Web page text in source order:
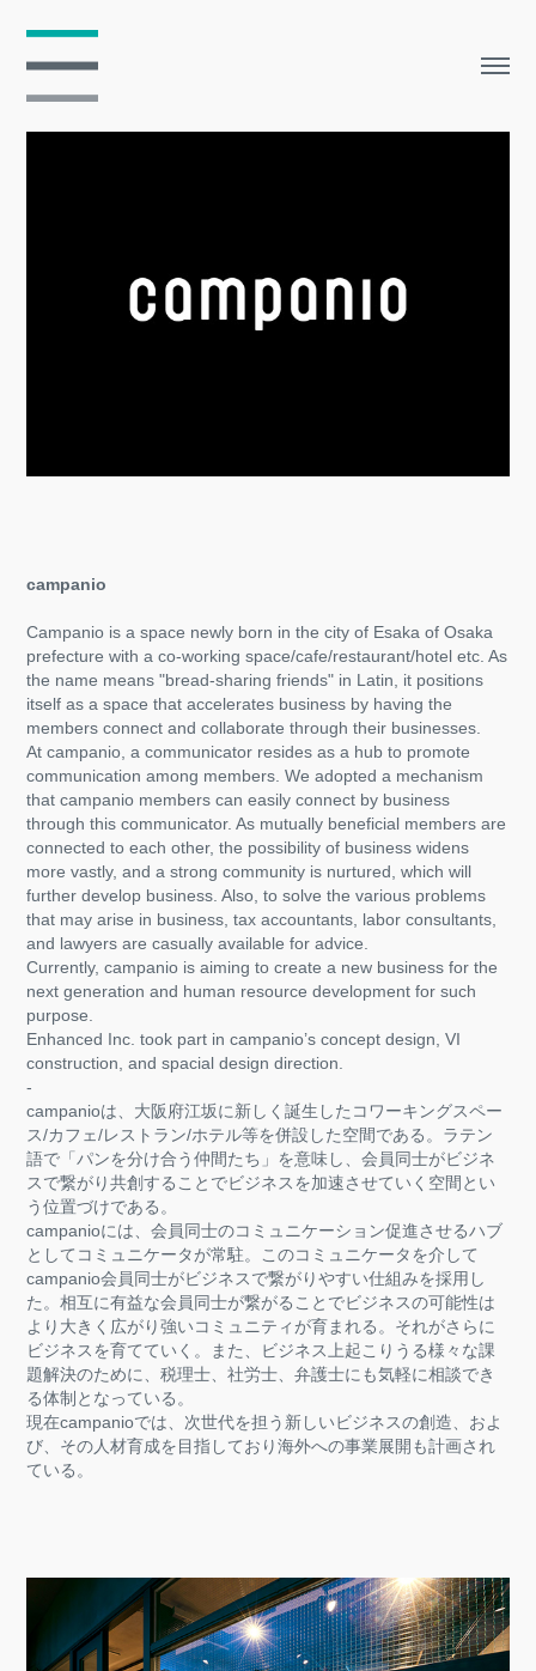
campanio
Campanio is a space newly born in the city of Esaka of Osaka
prefecture with a co-working space/cafe/restaurant/hotel etc. As
the name means "bread-sharing friends" in Latin, it positions
itself as a space that accelerates business by having the
members connect and collaborate through their businesses.
At campanio, a communicator resides as a hub to promote
communication among members. We adopted a mechanism
that campanio members can easily connect by business
through this communicator. As mutually beneficial members are
connected to each other, the possibility of business widens
more vastly, and a strong community is nurtured, which will
further develop business. Also, to solve the various problems
that may arise in business, tax accountants, labor consultants,
and lawyers are casually available for advice.
Currently, campanio is aiming to create a new business for the
next generation and human resource development for such
purpose.
Enhanced Inc. took part in campanio’s concept design, VI
construction, and spacial design direction.
-
campanioは、大阪府江坂に新しく誕生したコワーキングスペー
ス/カフェ/レストラン/ホテル等を併設した空間である。ラテン
語で「パンを分け合う仲間たち」を意味し、会員同士がビジネ
スで繋がり共創することでビジネスを加速させていく空間とい
う位置づけである。
campanioには、会員同士のコミュニケーション促進させるハブ
としてコミュニケータが常駐。このコミュニケータを介して
campanio会員同士がビジネスで繋がりやすい仕組みを採用し
た。相互に有益な会員同士が繋がることでビジネスの可能性は
より大きく広がり強いコミュニティが育まれる。それがさらに
ビジネスを育てていく。また、ビジネス上起こりうる様々な課
題解決のために、税理士、社労士、弁護士にも気軽に相談でき
る体制となっている。
現在campanioでは、次世代を担う新しいビジネスの創造、およ
び、その人材育成を目指しており海外への事業展開も計画され
ている。